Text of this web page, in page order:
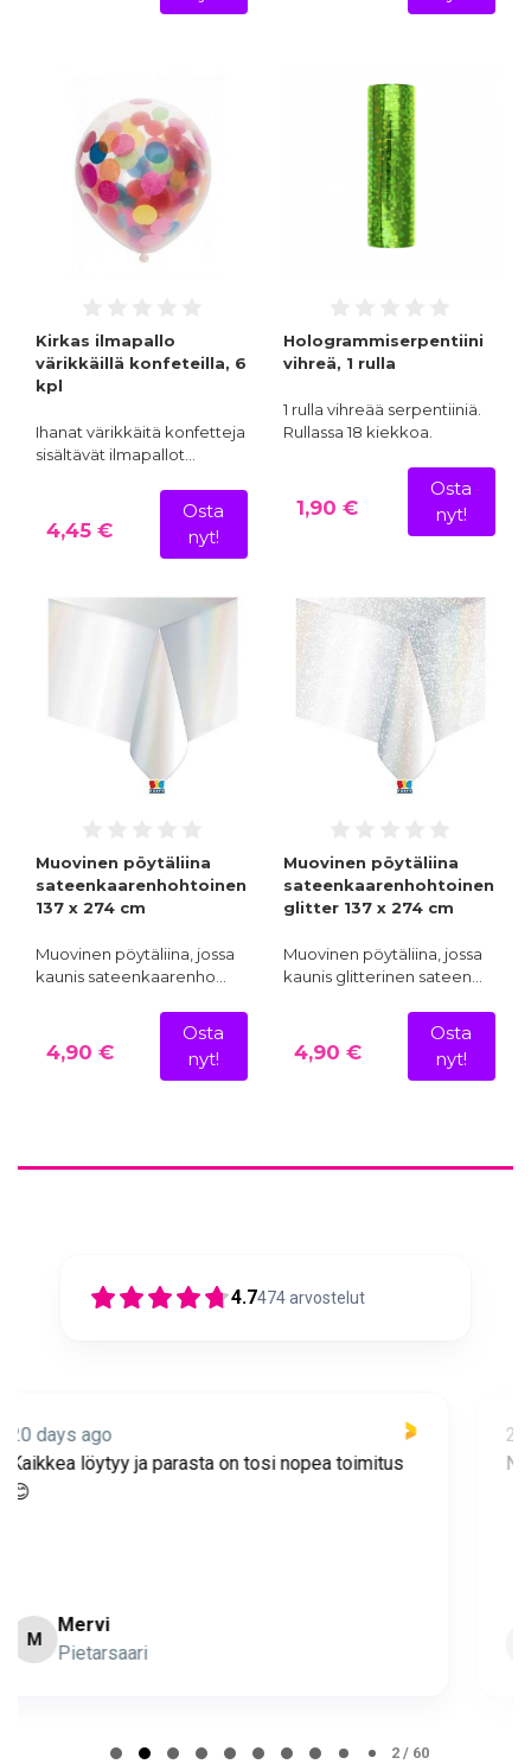
Kirkas ilmapallo
värikkäillä konfeteilla, 6
kpl
Ihanat värikkäitä konfetteja
sisältävät ilmapallot…
4,45 €
Osta
nyt!
Hologrammiserpentiini
vihreä, 1 rulla
1 rulla vihreää serpentiiniä.
Rullassa 18 kiekkoa.
1,90 €
Osta
nyt!
Muovinen pöytäliina
sateenkaarenhohtoinen
137 x 274 cm
Muovinen pöytäliina, jossa
kaunis sateenkaarenho…
4,90 €
Osta
nyt!
Muovinen pöytäliina
sateenkaarenhohtoinen
glitter 137 x 274 cm
Muovinen pöytäliina, jossa
kaunis glitterinen sateen…
4,90 €
Osta
nyt!
4.7474arvostelut
21 days ago
Nopea toimitus ja super asiakaspalvelua 🩷
ML Minna Lehto
2 / 60